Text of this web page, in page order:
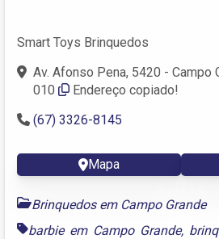
Smart Toys Brinquedos
Av. Afonso Pena, 5420 - Campo
010
Endereço copiado!
(67) 3326-8145
Mapa
Brinquedos em Campo Grande
barbie em Campo Grande,